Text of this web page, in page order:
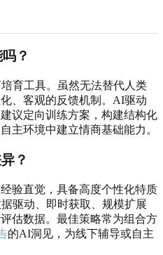
？
育工具。虽然无法替代人类
、客观的反馈机制。AI驱动
议定向训练方案，构建结构化
主环境中建立情商基础能力。
？
验直觉，具备高度个性化特质
驱动、即时获取、规模扩展
估数据。最佳策略常为组合方
的AI洞见，为线下辅导或自主